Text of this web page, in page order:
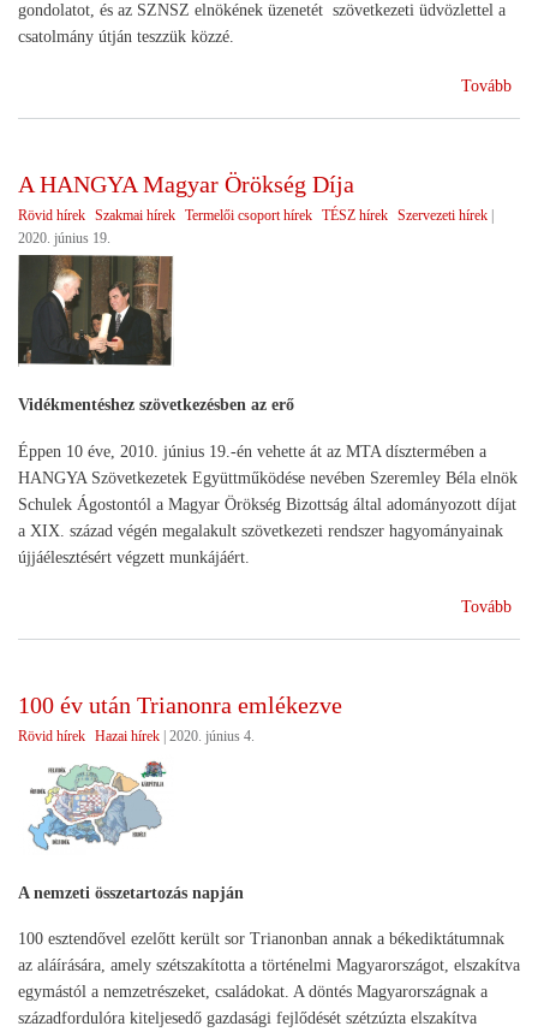
gondolatot, és az SZNSZ elnökének üzenetét szövetkezeti üdvözlettel a
csatolmány útján teszzük közzé.
Tovább
A HANGYA Magyar Örökség Díja
Rövid hírek Szakmai hírek Termelői csoport hírek TÉSZ hírek Szervezeti hírek
2020. június 19.
Vidékmentéshez szövetkezésben az erő
Éppen 10 éve, 2010. június 19.-én vehette át az MTA dísztermében a
HANGYA Szövetkezetek Együttműködése nevében Szeremley Béla elnök
Schulek Ágostontól a Magyar Örökség Bizottság által adományozott díjat
a XIX. század végén megalakult szövetkezeti rendszer hagyományainak
újjáélesztésért végzett munkájáért.
Tovább
100 év után Trianonra emlékezve
Rövid hírek Hazai hírek | 2020. június 4.
A nemzeti összetartozás napján
100 esztendővel ezelőtt került sor Trianonban annak a békediktátumnak
az aláírására, amely szétszakította a történelmi Magyarországot, elszakítva
egymástól a nemzetrészeket, családokat. A döntés Magyarországnak a
századfordulóra kiteljesedő gazdasági fejlődését szétzúzta elszakítva